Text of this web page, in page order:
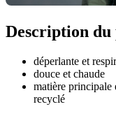
Description
déperlante et
douce et chaude
matière principale
recyclé